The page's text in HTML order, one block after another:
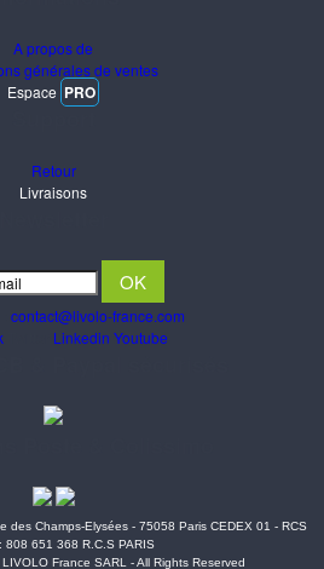
A propos de
générales de ventes
Espace PRO
Retour
Livraisons
contact@livolo-france.com
Linkedin Youtube
des Champs-Elysées - 75058 Paris CEDEX 01 - RCS
808 651 368 R.C.S PARIS
France SARL - All Rights Reserved